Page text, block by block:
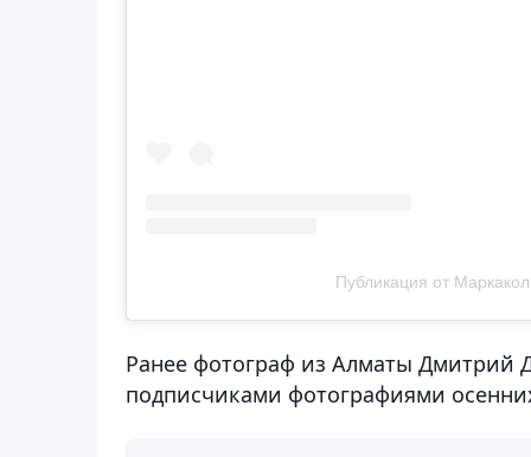
Публикация от
Ранее фотограф из Алматы Дмитрий
подписчиками фотографиями